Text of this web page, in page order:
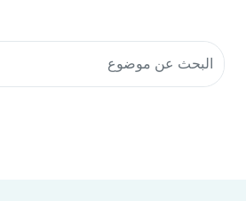
البحث في موارد المجتمع